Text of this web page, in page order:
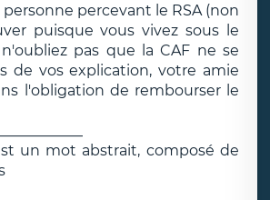
percevant le RSA (non
puisque vous vivez sous le
pas que la CAF ne se
de vos explication, votre amie
l'obligation de rembourser le
un mot abstrait, composé de